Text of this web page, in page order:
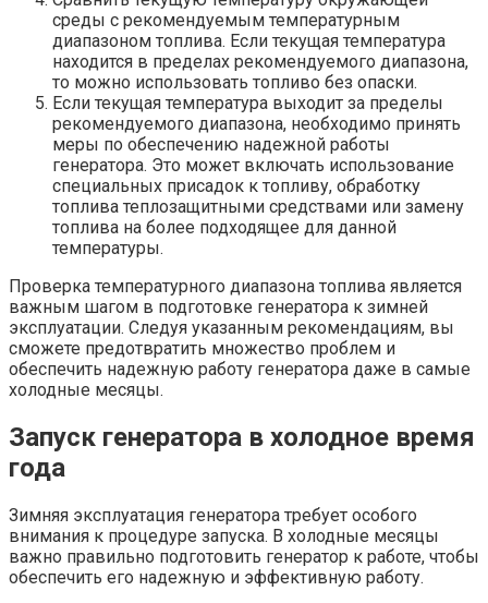
среды с рекомендуемым температурным
диапазоном топлива. Если текущая температура
находится в пределах рекомендуемого диапазона,
то можно использовать топливо без опаски.
Если текущая температура выходит за пределы
рекомендуемого диапазона, необходимо принять
меры по обеспечению надежной работы
генератора. Это может включать использование
специальных присадок к топливу, обработку
топлива теплозащитными средствами или замену
топлива на более подходящее для данной
температуры.
Проверка температурного диапазона топлива является
важным шагом в подготовке генератора к зимней
эксплуатации. Следуя указанным рекомендациям, вы
сможете предотвратить множество проблем и
обеспечить надежную работу генератора даже в самые
холодные месяцы.
Запуск генератора в холодное время
года
Зимняя эксплуатация генератора требует особого
внимания к процедуре запуска. В холодные месяцы
важно правильно подготовить генератор к работе, чтобы
обеспечить его надежную и эффективную работу.